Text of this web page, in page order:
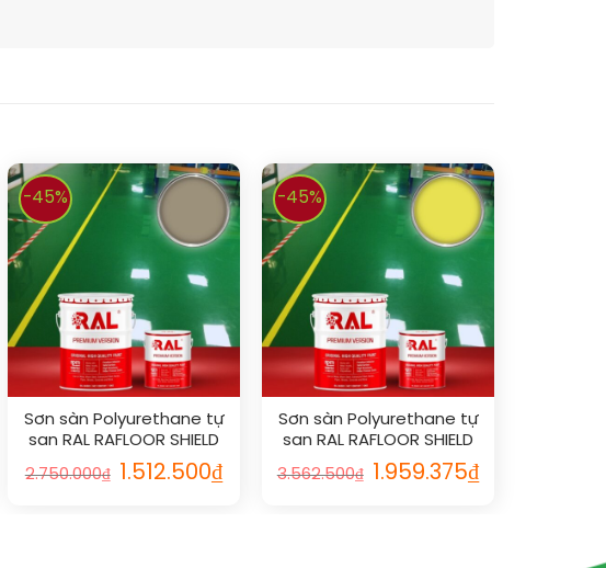
-45%
Sơn sàn Polyurethane tự
san RAL RAFLOOR SHIELD
SL 1019
2.750.000₫ 1.512.500₫
-45%
Sơn sàn Polyurethane tự
san RAL RAFLOOR SHIELD
SL 1016
3.562.500₫ 1.959.375₫